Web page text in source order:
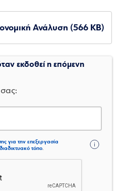
Ανάλυση (566 KB)
εκδοθεί η επόμενη
για την επεξεργασία
τόπο.